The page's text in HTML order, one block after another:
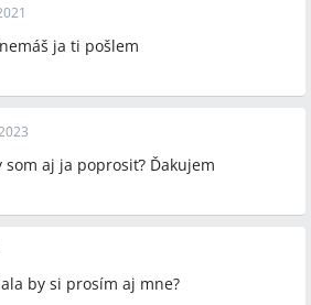
ja ti pošlem
som aj ja poprosiť? Ďakujem
by si prosím aj mne?